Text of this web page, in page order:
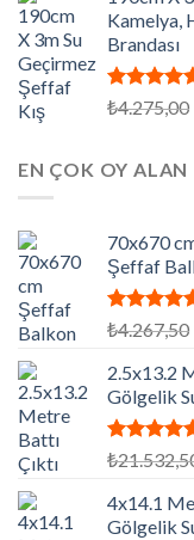
Kamelya,
Brandası
5
oy
₺4.275,00
EN ÇOK OY ALAN
70x670
Şeffaf
5
oy
aldı
₺4.267,50
2.5x13.2
Gölgelik
5
aldı
₺
4x14.1
Gölgelik